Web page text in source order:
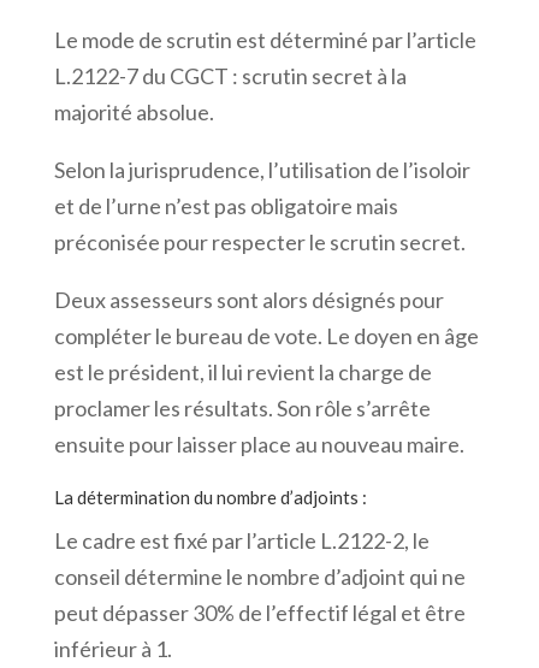
Le mode de scrutin est déterminé par l’article
L.2122-7 du CGCT : scrutin secret à la
majorité absolue.
Selon la jurisprudence, l’utilisation de l’isoloir
et de l’urne n’est pas obligatoire mais
préconisée pour respecter le scrutin secret.
Deux assesseurs sont alors désignés pour
compléter le bureau de vote. Le doyen en âge
est le président, il lui revient la charge de
proclamer les résultats. Son rôle s’arrête
ensuite pour laisser place au nouveau maire.
La détermination du nombre d’adjoints :
Le cadre est fixé par l’article L.2122-2, le
conseil détermine le nombre d’adjoint qui ne
peut dépasser 30% de l’effectif légal et être
inférieur à 1.